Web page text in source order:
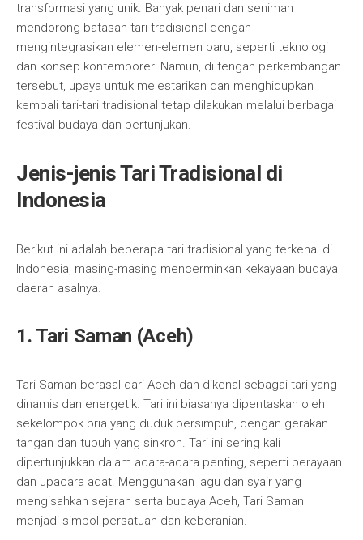
transformasi yang unik. Banyak penari dan seniman
mendorong batasan tari tradisional dengan
mengintegrasikan elemen-elemen baru, seperti teknologi
dan konsep kontemporer. Namun, di tengah perkembangan
tersebut, upaya untuk melestarikan dan menghidupkan
kembali tari-tari tradisional tetap dilakukan melalui berbagai
festival budaya dan pertunjukan.
Jenis-jenis Tari Tradisional di
Indonesia
Berikut ini adalah beberapa tari tradisional yang terkenal di
Indonesia, masing-masing mencerminkan kekayaan budaya
daerah asalnya.
1. Tari Saman (Aceh)
Tari Saman berasal dari Aceh dan dikenal sebagai tari yang
dinamis dan energetik. Tari ini biasanya dipentaskan oleh
sekelompok pria yang duduk bersimpuh, dengan gerakan
tangan dan tubuh yang sinkron. Tari ini sering kali
dipertunjukkan dalam acara-acara penting, seperti perayaan
dan upacara adat. Menggunakan lagu dan syair yang
mengisahkan sejarah serta budaya Aceh, Tari Saman
menjadi simbol persatuan dan keberanian.